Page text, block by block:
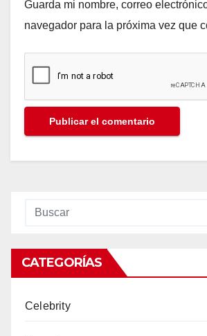
Guarda mi nombre, correo
navegador para la próxima vez que
CATEGORÍAS
Celebrity